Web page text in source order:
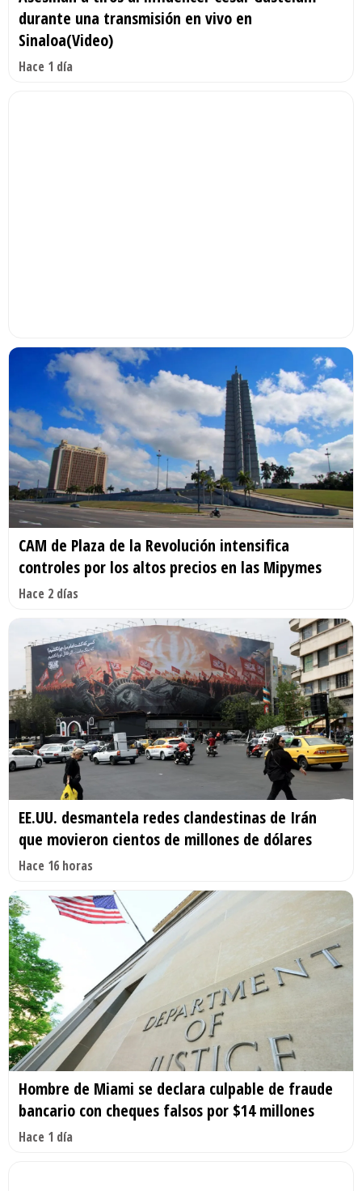
durante una transmisión en vivo en
Sinaloa(Video)
Hace 1 día
CAM de Plaza de la Revolución intensifica
controles por los altos precios en las Mipymes
Hace 2 días
EE.UU. desmantela redes clandestinas de Irán
que movieron cientos de millones de dólares
Hace 16 horas
Hombre de Miami se declara culpable de fraude
bancario con cheques falsos por $14 millones
Hace 1 día